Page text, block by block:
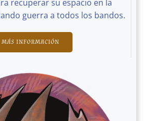
recuperar su espacio en la
guerra a todos los bandos.
MÁS INFORMACIÓN